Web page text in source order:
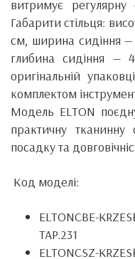
витримує регулярну
Габарити стільця:
см, ширина сидіння
глибина сидіння —
оригінальній
комплектом
Модель ELTON
практичну тканинну
посадку та
Код моделі:
ELTONCBE-
TAP.231
ELTONCSZ-